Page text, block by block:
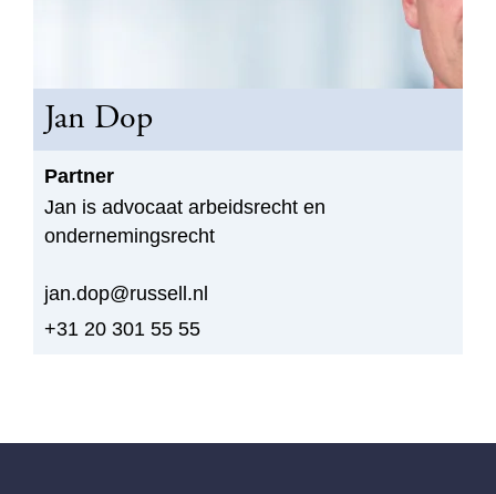
Jan Dop
Partner
Jan is advocaat arbeidsrecht en
ondernemingsrecht
jan.dop@russell.nl
+31 20 301 55 55